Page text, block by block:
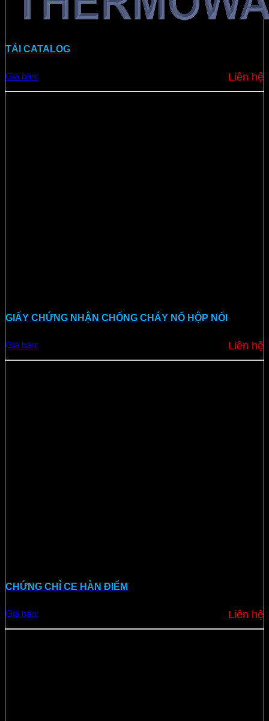
TẢI CATALOG
Giá bán: Liên hệ
GIẤY CHỨNG NHẬN CHỐNG CHÁY NỔ HỘP NỐI
Giá bán: Liên hệ
CHỨNG CHỈ CE HÀN ĐIỂM
Giá bán: Liên hệ